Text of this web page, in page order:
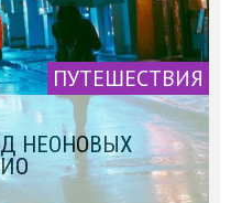
ПУТЕШЕСТВИЯ
НЕОНОВЫХ